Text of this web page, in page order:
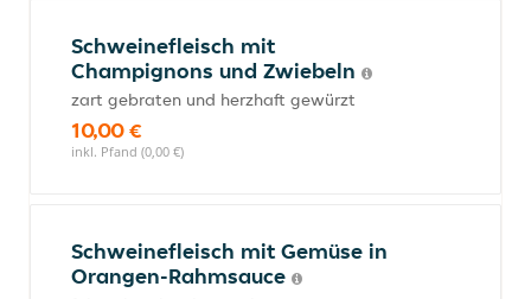
Schweinefleisch mit
Champignons und Zwiebeln
zart gebraten und herzhaft gewürzt
10,00 €
inkl. Pfand (0,00 €)
Schweinefleisch mit Gemüse in
Orangen-Rahmsauce